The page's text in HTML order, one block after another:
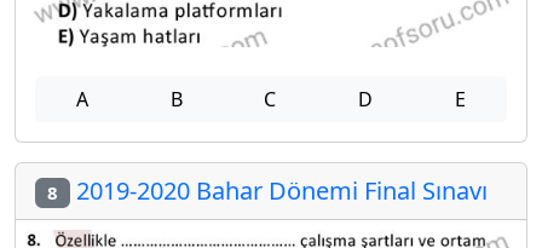
A B C D E
8 2019-2020 Bahar Dönemi Final Sınavı